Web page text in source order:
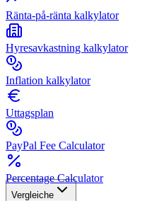
Ränta-på-ränta kalkylator
Hyresavkastning kalkylator
Inflation kalkylator
Uttagsplan
PayPal Fee Calculator
Percentage Calculator
Vergleiche